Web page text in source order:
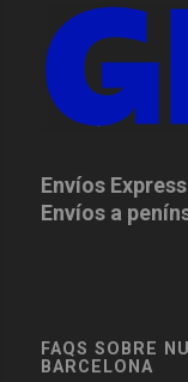
Envíos
Envíos a
FAQS SOBRE
BARCELONA